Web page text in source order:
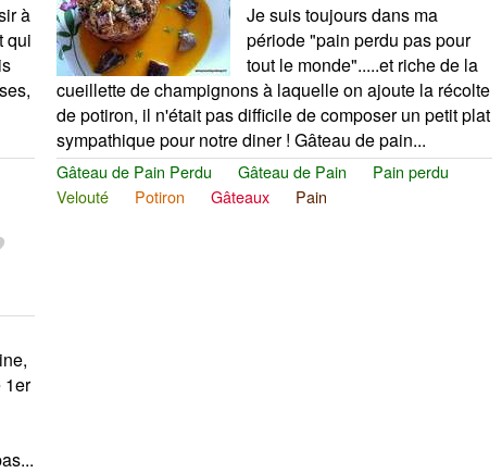
à
qui
Je suis toujours dans ma
période "pain perdu pas pour
tout le monde".....et riche de la
cueillette de champignons à laquelle on ajoute la récolte
de potiron, il n'était pas difficile de composer un petit plat
sympathique pour notre diner ! Gâteau de pain...
Gâteau de Pain Perdu Gâteau de Pain
Pain perdu
Velouté
Potiron Gâteaux Pain
1er